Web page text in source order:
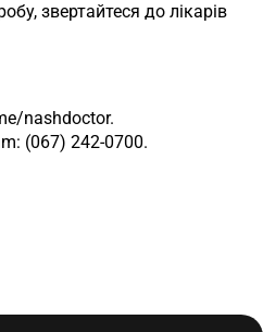
звертайтеся до лікарів
nashdoctor.
(067) 242-0700.